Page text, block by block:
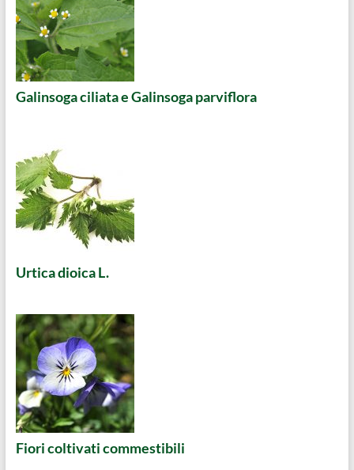
Galinsoga ciliata e Galinsoga parviflora
Urtica dioica L.
Fiori coltivati commestibili